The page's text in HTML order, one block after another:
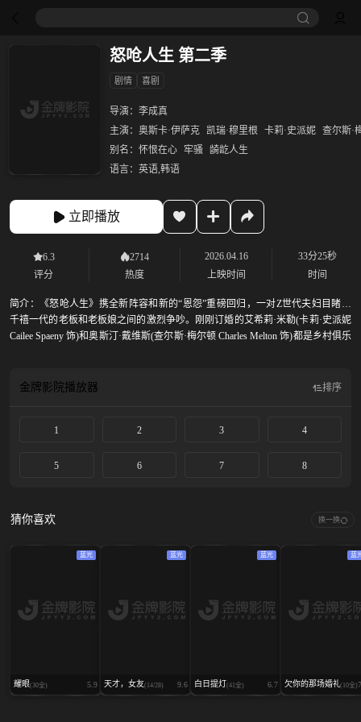
怒呛人生 第二季
剧情 喜剧
导演： 李成真
主演： 奥斯卡·伊萨克 凯瑞·穆里根 卡莉·史派妮 查尔斯·
别名： 怀恨在心 牢骚 𬺈龁人生
语言： 英语,韩语
立即播放
6.3
评分
2714
热度
2026.04.16
上映时间
33分25秒
时间
简介：
《怒呛人生》携全新阵容和新的“恩怨”重磅回归，一对Z世代夫妇目睹了
千禧一代的老板和老板娘之间的激烈争吵。刚刚订婚的艾希莉·米勒(卡莉·史派妮
Cailee Spaeny 饰)和奥斯汀·戴维斯(查尔斯·梅尔顿 Charles Melton 饰)都是乡村俱乐
两对夫妇都试图通过人情和胁迫来博取这家高档俱乐部富豪主人朴会长(尹汝贞
金牌影院播放器 排序
1 2 3 4
5 6 7 8
猜你喜欢 换一换
蓝光
耀眼(30全) 5.9
蓝光
天才，女友(14/28) 9.6
蓝光
白日提灯(41全) 6.7
蓝
欠你的那场婚礼(10全)